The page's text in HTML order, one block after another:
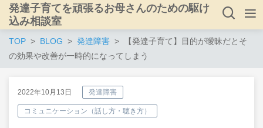
発達子育てを頑張るお母さんのための駆け
込み相談室
TOP BLOG 発達障害
【発達子育て】目的が曖昧だとそ
の効果や改善が一時的になってしまう
2022年10月13日 発達障害
コミュニケーション（話し方・聴き方）